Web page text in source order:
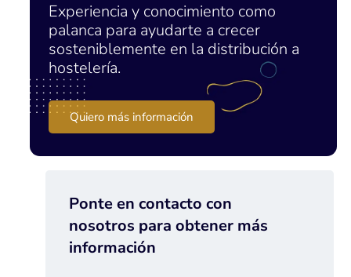
Experiencia y conocimiento como
palanca para ayudarte a crecer
sosteniblemente en la distribución a
hostelería.
Quiero más información
Ponte en contacto con
nosotros para obtener más
información